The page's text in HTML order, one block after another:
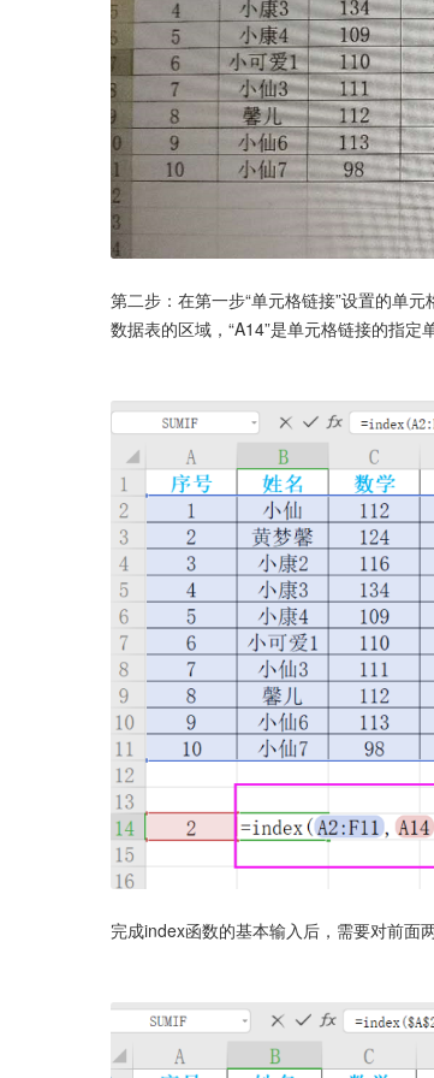
第二步：在第一步“单元格链接”设置的单
数据表的区域，“A14”是单元格链接的指定
完成index函数的基本输入后，需要对前面